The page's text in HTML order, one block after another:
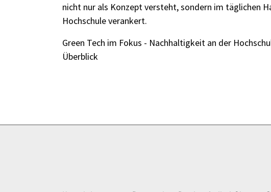
nicht nur als Konzept versteht, sondern im täglichen
Hochschule verankert.
Green Tech im Fokus - Nachhaltigkeit an der
Überblick